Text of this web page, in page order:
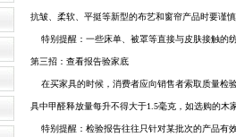
抗皱、柔软、平挺等新型的布艺和窗帘产品时要谨
特别提醒：一些床单、被罩等直接与皮肤接触的
第三招：查看报告验家底
在买家具的时候，消费者应向销售者索取质量检
具中甲醛释放量每升不得大于1.5毫克，如选购的木
特别提醒：检验报告往往只针对某批次的产品有